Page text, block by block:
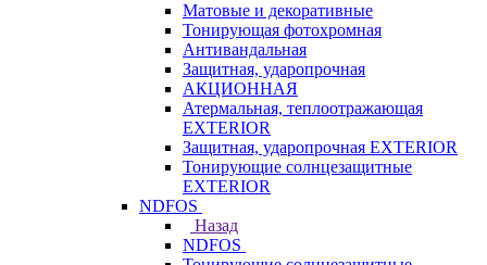
Матовые и декоративные
Тонирующая фотохромная
Антивандальная
Защитная, ударопрочная
АКЦИОННАЯ
Атермальная, теплоотражающая
EXTERIOR
Защитная, ударопрочная EXTERIOR
Тонирующие солнцезащитные
EXTERIOR
NDFOS
Назад
NDFOS